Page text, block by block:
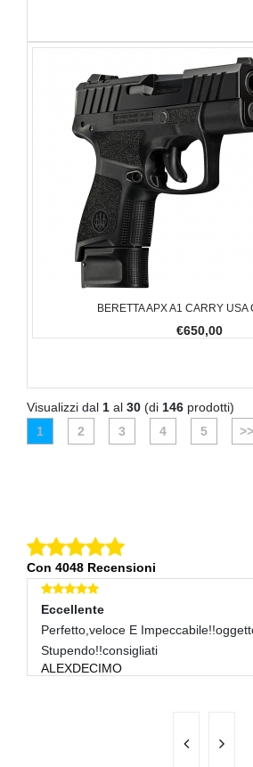
BERETTA APX A1 CARRY USA
€650,00
Visualizzi dal 1 al 30 (di 146 prodotti)
1
2 3 4 5 >>
Con 4048 Recensioni
Eccellente
Perfetto,veloce E
Stupendo!!consigliati
ALEXDECIMO